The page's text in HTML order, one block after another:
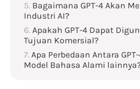
Bagaimana GPT-4 Akan
Industri AI?
Apakah GPT-4 Dapat
Tujuan Komersial?
Apa Perbedaan Antara
Model Bahasa Alami